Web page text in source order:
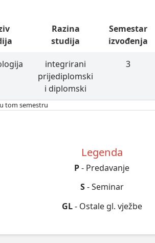
Razina
studija
Semestar
izvođenja
integrirani
prijediplomski
i diplomski
3
tom semestru
Legenda
P- Predavanje
S- Seminar
GL- Ostale gl. vježbe